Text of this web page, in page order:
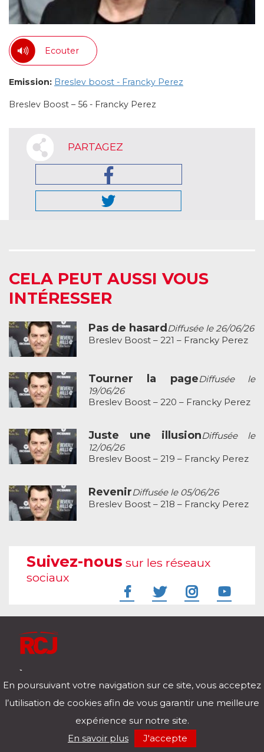
Ecouter
Emission: Breslev boost - Francky Perez
Breslev Boost – 56 - Francky Perez
PARTAGEZ
CELA PEUT AUSSI VOUS
INTÉRESSER
Pas de hasard Diffusée le 26/06/26
Breslev Boost – 221 – Francky Perez
Tourner la pageDiffusée le
19/06/26
Breslev Boost – 220 – Francky Perez
Juste une illusionDiffusée le
12/06/26
Breslev Boost – 219 – Francky Perez
RevenirDiffusée le 05/06/26
Breslev Boost – 218 – Francky Perez
Suivez-nous sur les réseaux
sociaux
Télécharger notre application pour iOs et Android
Politique de confidentialité Nos podcasts
00:00
En poursuivant votre navigation sur ce site, vous acceptez
l’utilisation de cookies afin de vous garantir une meilleure
expérience sur notre site.
En savoir plus
J'accepte